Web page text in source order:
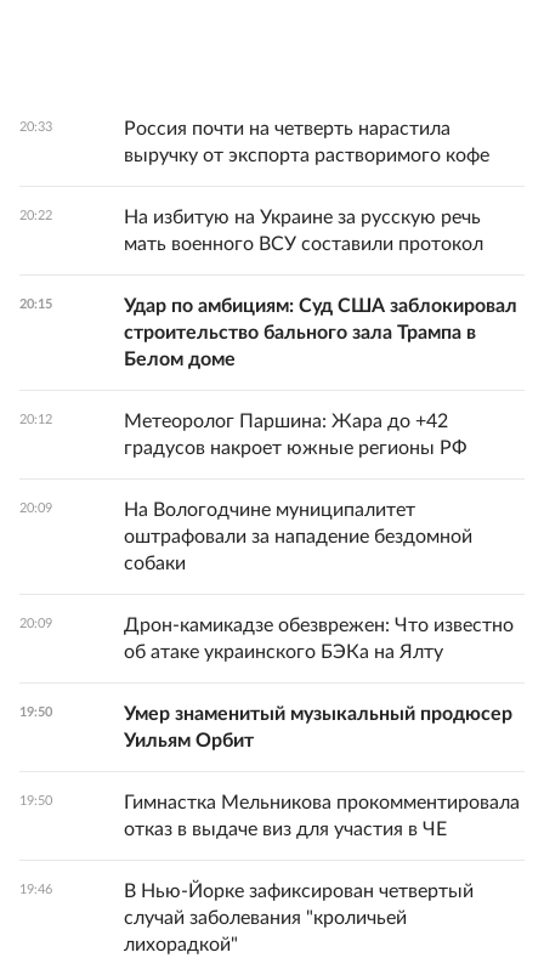
20:33
Россия почти на четверть нарастила
выручку от экспорта растворимого кофе
20:22
На избитую на Украине за русскую речь
мать военного ВСУ составили протокол
20:15
Удар по амбициям: Суд США заблокировал
строительство бального зала Трампа в
Белом доме
20:12
Метеоролог Паршина: Жара до +42
градусов накроет южные регионы РФ
20:09
На Вологодчине муниципалитет
оштрафовали за нападение бездомной
собаки
20:09
Дрон-камикадзе обезврежен: Что известно
об атаке украинского БЭКа на Ялту
19:50
Умер знаменитый музыкальный продюсер
Уильям Орбит
19:50
Гимнастка Мельникова прокомментировала
отказ в выдаче виз для участия в ЧЕ
19:46
В Нью-Йорке зафиксирован четвертый
случай заболевания "кроличьей
лихорадкой"